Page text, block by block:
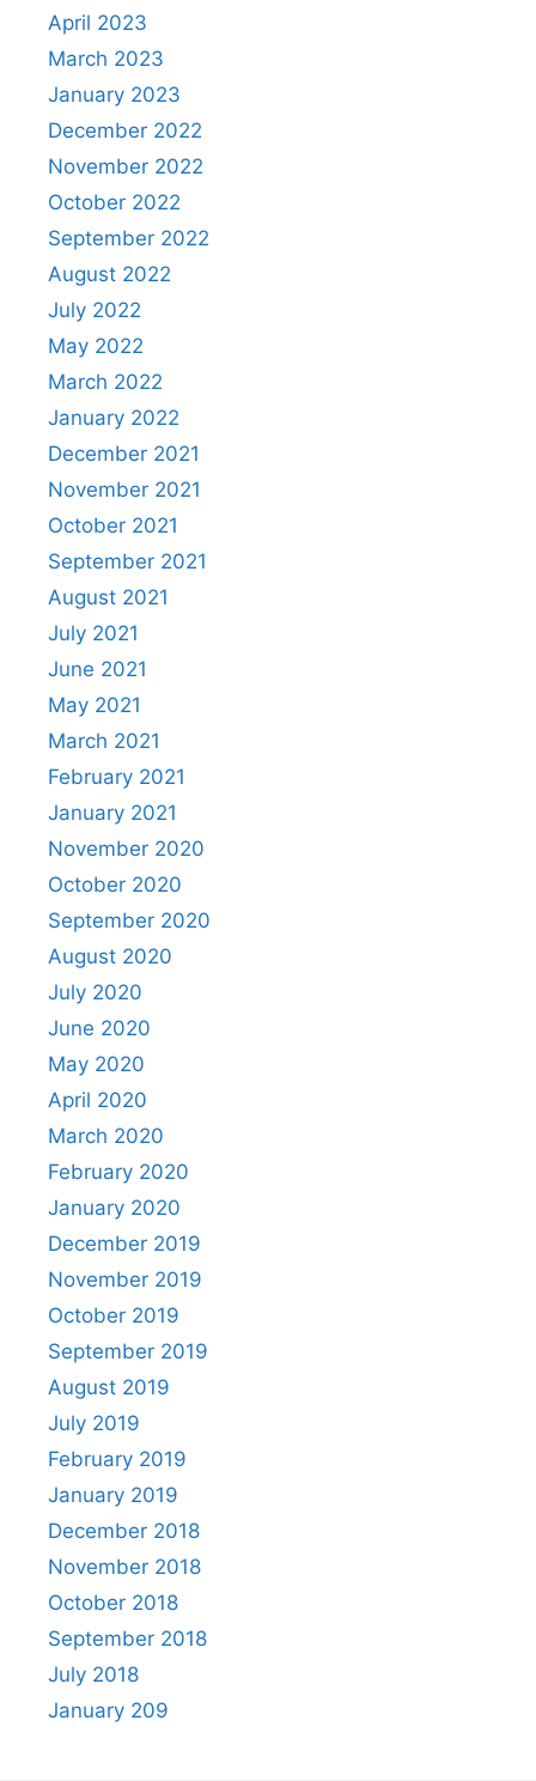
April 2023
March 2023
January 2023
December 2022
November 2022
October 2022
September 2022
August 2022
July 2022
May 2022
March 2022
January 2022
December 2021
November 2021
October 2021
September 2021
August 2021
July 2021
June 2021
May 2021
March 2021
February 2021
January 2021
November 2020
October 2020
September 2020
August 2020
July 2020
June 2020
May 2020
April 2020
March 2020
February 2020
January 2020
December 2019
November 2019
October 2019
September 2019
August 2019
July 2019
February 2019
January 2019
December 2018
November 2018
October 2018
September 2018
July 2018
January 209